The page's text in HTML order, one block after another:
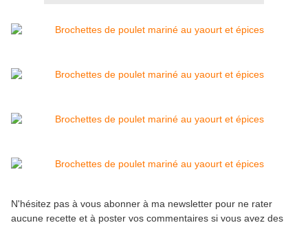
N'hésitez pas à vous abonner à ma newsletter pour ne rater
aucune recette et à poster vos commentaires si vous avez des